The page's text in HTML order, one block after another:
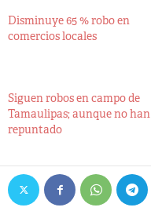
Disminuye 65 % robo en
comercios locales
Siguen robos en campo de
Tamaulipas; aunque no han
repuntado